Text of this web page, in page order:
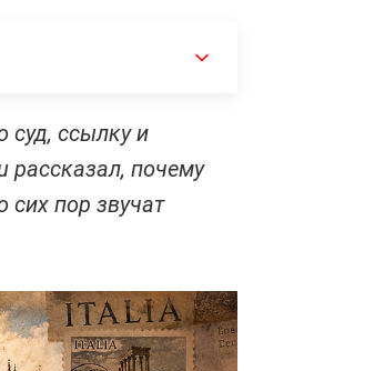
ссылку и
рассказал, почему
сих пор звучат